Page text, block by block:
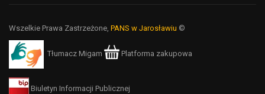
Wszelkie Prawa Zastrzeżone, PANS w Jarosławiu ©
Tłumacz Migam Platforma zakupowa
Biuletyn Informacji Publicznej